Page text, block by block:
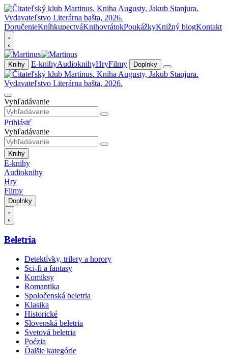
DoručenieKníhkupectváKnihovrátokPoukážkyKnižný blogKontakt
Knihy E-knihyAudioknihyHryFilmy Doplnky
Vyhľadávanie
Prihlásiť
Vyhľadávanie
Knihy
E-knihy
Audioknihy
Hry
Filmy
Doplnky
Beletria
Detektívky, trilery a horory
Sci-fi a fantasy
Komiksy
Romantika
Spoločenská beletria
Klasika
Historické
Slovenská beletria
Svetová beletria
Poézia
Ďalšie kategórie